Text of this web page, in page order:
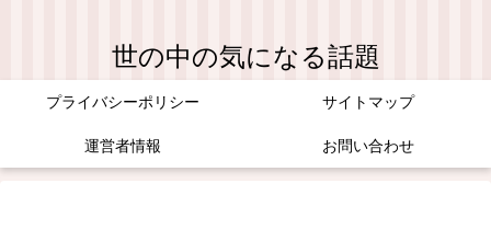
世の中の気になる話題
プライバシーポリシー サイトマップ
運営者情報 お問い合わせ